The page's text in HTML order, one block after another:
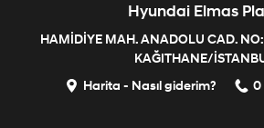
Hyundai Elmas
HAMİDİYE MAH. ANADOLU CAD.
KAĞITHANE/
Harita - Nasıl giderim?
0